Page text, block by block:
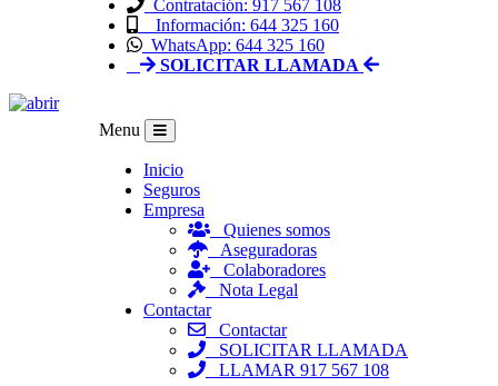
Contratación: 917 567 108
Información: 644 325 160
WhatsApp: 644 325 160
SOLICITAR LLAMADA
Menu
Inicio
Seguros
Empresa
Quienes somos
Aseguradoras
Colaboradores
Nota Legal
Contactar
Contactar
SOLICITAR LLAMADA
LLAMAR 917 567 108